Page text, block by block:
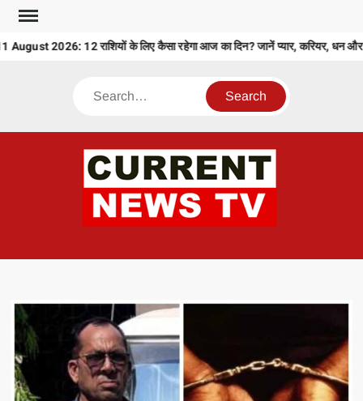
Skip
content2026: 12 राशियों के लिए कैसा रहेगा आज का दिन? जानें प्यार, करियर, धन और
Search